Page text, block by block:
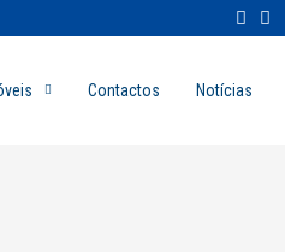
Contactos Notícias